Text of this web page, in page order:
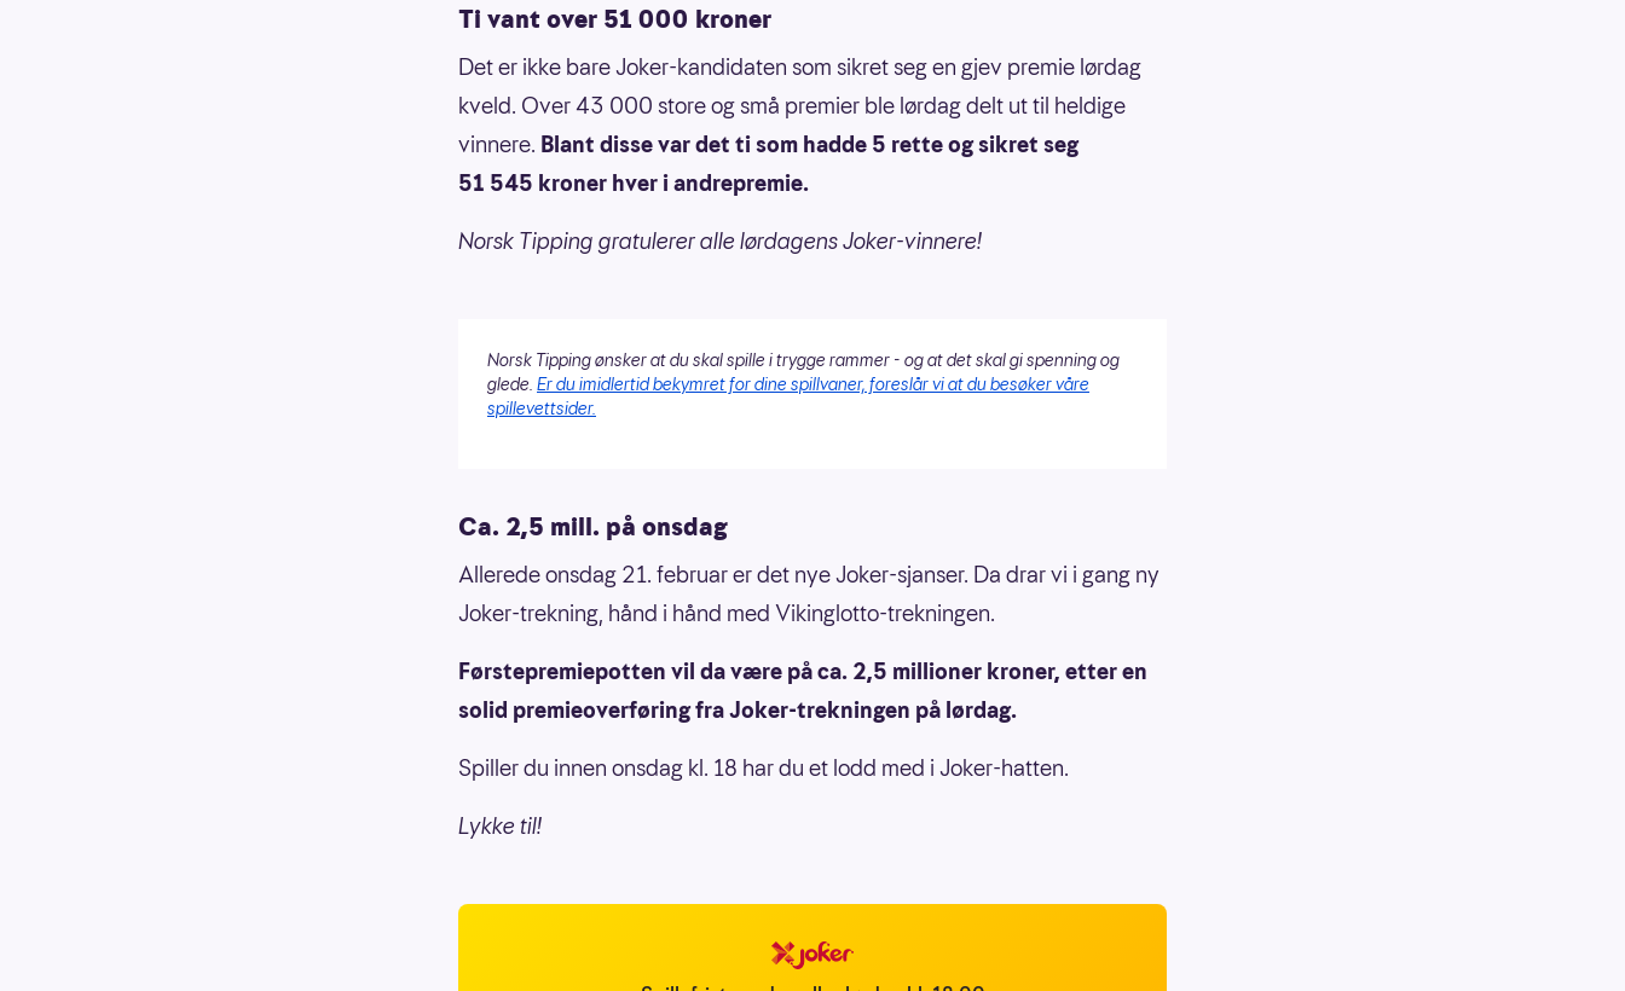
Ti vant over 51 000 kroner
Det er ikke bare Joker-kandidaten som sikret seg en gjev premie lørdag
kveld. Over 43 000 store og små premier ble lørdag delt ut til heldige
vinnere. Blant disse var det ti som hadde 5 rette og sikret seg
51 545 kroner hver i andrepremie.
Norsk Tipping gratulerer alle lørdagens Joker-vinnere!
Norsk Tipping ønsker at du skal spille i trygge rammer - og at det skal gi spenning og
glede. Er du imidlertid bekymret for dine spillvaner, foreslår vi at du besøker våre
spillevettsider.
Ca. 2,5 mill. på onsdag
Allerede onsdag 21. februar er det nye Joker-sjanser. Da drar vi i gang ny
Joker-trekning, hånd i hånd med Vikinglotto-trekningen.
Førstepremiepotten vil da være på ca. 2,5 millioner kroner, etter en
solid premieoverføring fra Joker-trekningen på lørdag.
Spiller du innen onsdag kl. 18 har du et lodd med i Joker-hatten.
Lykke til!